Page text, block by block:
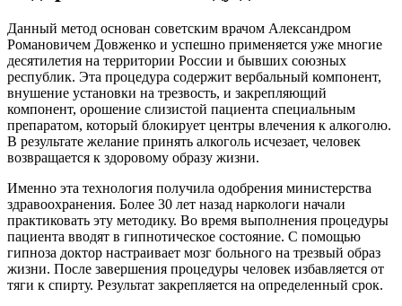
Данный метод основан советским врачом Александром
Романовичем Довженко и успешно применяется уже многие
десятилетия на территории России и бывших союзных
республик. Эта процедура содержит вербальный компонент,
внушение установки на трезвость, и закрепляющий
компонент, орошение слизистой пациента специальным
препаратом, который блокирует центры влечения к алкоголю.
В результате желание принять алкоголь исчезает, человек
возвращается к здоровому образу жизни.
Именно эта технология получила одобрения министерства
здравоохранения. Более 30 лет назад наркологи начали
практиковать эту методику. Во время выполнения процедуры
пациента вводят в гипнотическое состояние. С помощью
гипноза доктор настраивает мозг больного на трезвый образ
жизни. После завершения процедуры человек избавляется от
тяги к спирту. Результат закрепляется на определенный срок.